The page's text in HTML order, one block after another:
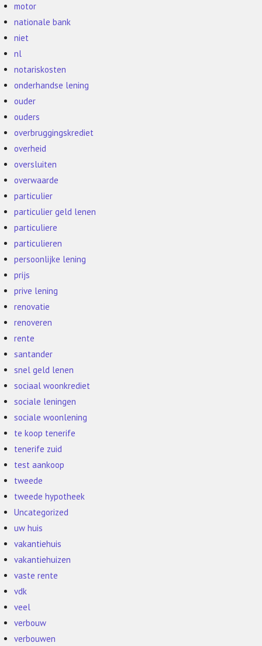
motor
nationale bank
niet
nl
notariskosten
onderhandse lening
ouder
ouders
overbruggingskrediet
overheid
oversluiten
overwaarde
particulier
particulier geld lenen
particuliere
particulieren
persoonlijke lening
prijs
prive lening
renovatie
renoveren
rente
santander
snel geld lenen
sociaal woonkrediet
sociale leningen
sociale woonlening
te koop tenerife
tenerife zuid
test aankoop
tweede
tweede hypotheek
Uncategorized
uw huis
vakantiehuis
vakantiehuizen
vaste rente
vdk
veel
verbouw
verbouwen